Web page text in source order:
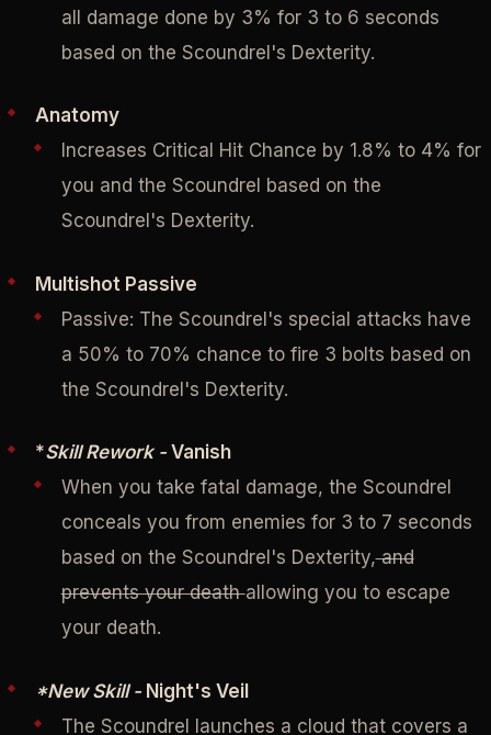
all damage done by 3% for 3 to 6 seconds
based on the Scoundrel's Dexterity.
Anatomy
Increases Critical Hit Chance by 1.8% to 4% for
you and the Scoundrel based on the
Scoundrel's Dexterity.
Multishot Passive
Passive: The Scoundrel's special attacks have
a 50% to 70% chance to fire 3 bolts based on
the Scoundrel's Dexterity.
*Skill Rework - Vanish
When you take fatal damage, the Scoundrel
conceals you from enemies for 3 to 7 seconds
based on the Scoundrel's Dexterity,and
prevents your deathallowing you to escape
your death.
*New Skill - Night's Veil
The Scoundrel launches a cloud that covers a